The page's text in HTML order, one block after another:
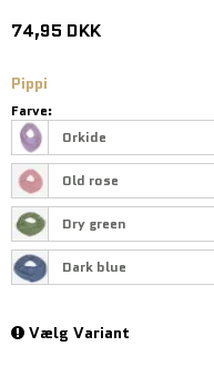
74,95 DKK
Pippi
Farve:
Orkide
Old rose
Dry green
Dark blue
Vælg Variant